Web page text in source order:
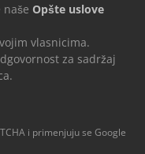
Opšte uslove
vlasnicima.
za sadržaj
i primenjuju se Google